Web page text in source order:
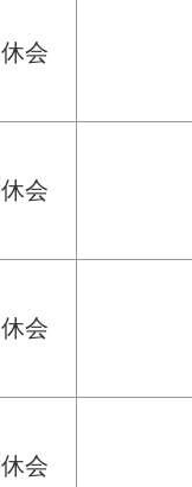
休会
休会
休会
休会